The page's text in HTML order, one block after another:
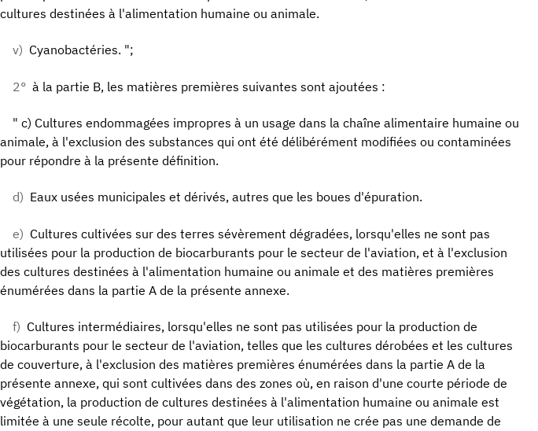
cultures destinées à l'alimentation humaine ou animale.
v) Cyanobactéries. ";
2° à la partie B, les matières premières suivantes sont ajoutées :
" c) Cultures endommagées impropres à un usage dans la chaîne alimentaire humaine ou
animale, à l'exclusion des substances qui ont été délibérément modifiées ou contaminées
pour répondre à la présente définition.
d) Eaux usées municipales et dérivés, autres que les boues d'épuration.
e) Cultures cultivées sur des terres sévèrement dégradées, lorsqu'elles ne sont pas
utilisées pour la production de biocarburants pour le secteur de l'aviation, et à l'exclusion
des cultures destinées à l'alimentation humaine ou animale et des matières premières
énumérées dans la partie A de la présente annexe.
f) Cultures intermédiaires, lorsqu'elles ne sont pas utilisées pour la production de
biocarburants pour le secteur de l'aviation, telles que les cultures dérobées et les cultures
de couverture, à l'exclusion des matières premières énumérées dans la partie A de la
présente annexe, qui sont cultivées dans des zones où, en raison d'une courte période de
végétation, la production de cultures destinées à l'alimentation humaine ou animale est
limitée à une seule récolte, pour autant que leur utilisation ne crée pas une demande de